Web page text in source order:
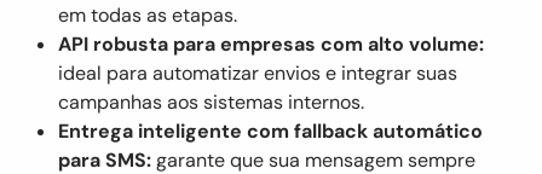
em todas as etapas.
API robusta para empresas com alto volume:
ideal para automatizar envios e integrar suas
campanhas aos sistemas internos.
Entrega inteligente com fallback automático
para SMS:garante que sua mensagem sempre